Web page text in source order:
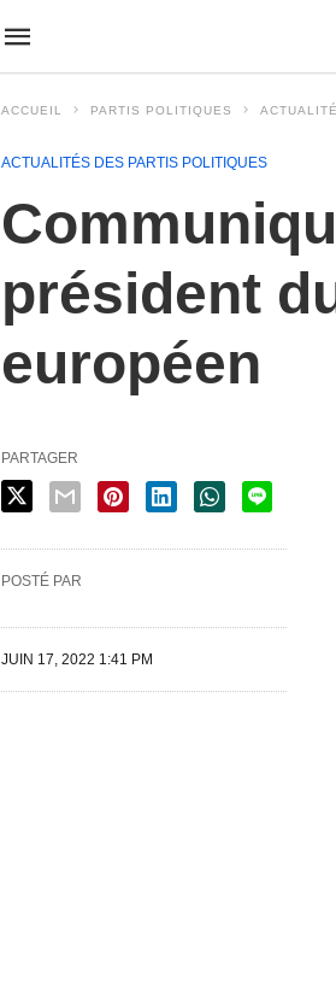
ACCUEIL PARTIS POLITIQUES
ACTUALITÉS DES PARTIS POLITIQUES
président
européen
PARTAGER
POSTÉ PAR
JUIN 17, 2022 1:41 PM